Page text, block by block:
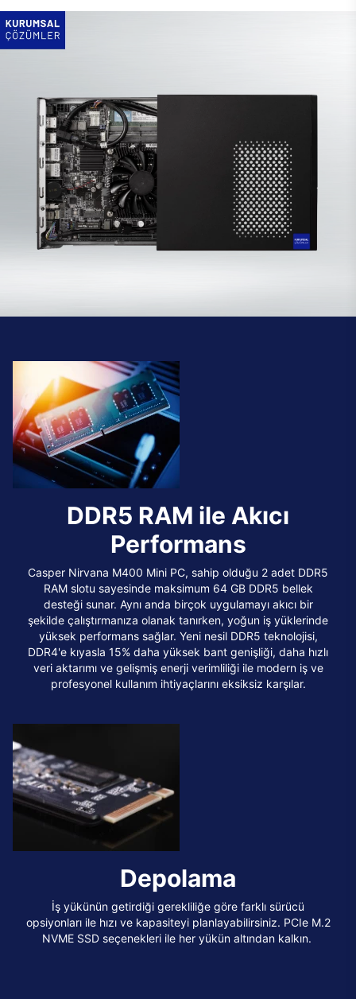
DDR5 RAM ile Akıcı
Performans
Casper Nirvana M400 Mini PC, sahip olduğu 2 adet DDR5
RAM slotu sayesinde maksimum 64 GB DDR5 bellek
desteği sunar. Aynı anda birçok uygulamayı akıcı bir
şekilde çalıştırmanıza olanak tanırken, yoğun iş yüklerinde
yüksek performans sağlar. Yeni nesil DDR5 teknolojisi,
DDR4'e kıyasla 15% daha yüksek bant genişliği, daha hızlı
veri aktarımı ve gelişmiş enerji verimliliği ile modern iş ve
profesyonel kullanım ihtiyaçlarını eksiksiz karşılar.
Depolama
İş yükünün getirdiği gerekliliğe göre farklı sürücü
opsiyonları ile hızı ve kapasiteyi planlayabilirsiniz. PCIe M.2
NVME SSD seçenekleri ile her yükün altından kalkın.